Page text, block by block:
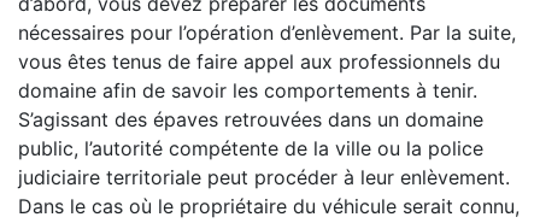
nécessaires pour l’opération d’enlèvement. Par la suite,
vous êtes tenus de faire appel aux professionnels du
domaine afin de savoir les comportements à tenir.
S’agissant des épaves retrouvées dans un domaine
public, l’autorité compétente de la ville ou la police
judiciaire territoriale peut procéder à leur enlèvement.
Dans le cas où le propriétaire du véhicule serait connu,